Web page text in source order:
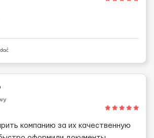
компанию за их качественную